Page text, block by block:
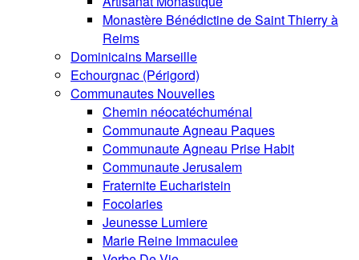
Monastère Bénédictine de Saint Thierry à
Reims
Dominicains Marseille
Echourgnac (Périgord)
Communautes Nouvelles
Chemin néocatéchuménal
Communaute Agneau Paques
Communaute Agneau Prise Habit
Communaute Jerusalem
Fraternite Eucharistein
Focolaries
Jeunesse Lumiere
Marie Reine Immaculee